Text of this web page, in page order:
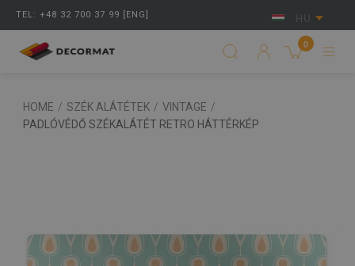
TEL: +48 32 700 37 99 [ENG] HU
0
HOME / SZÉK ALÁTÉTEK / VINTAGE /
PADLÓVÉDŐ SZÉKALÁTÉT RETRO HÁTTÉRKÉP